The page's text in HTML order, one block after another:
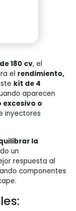
180 cv, el
el rendimiento,
kit de 4
aparecen
o
inyectores
la
un
respuesta al
componentes